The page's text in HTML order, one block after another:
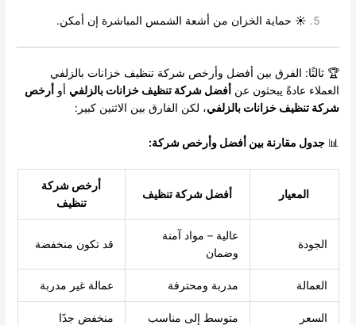
☀️ حماية الخزان من أشعة الشمس المباشرة إن أمكن.
🏆 ثالثًا: الفرق بين أفضل وأرخص شركة تنظيف خزانات بالزلفي
العملاء عادةً يبحثون عن أفضل شركة تنظيف خزانات بالزلفي أو أرخص
شركة تنظيف خزانات بالزلفي، لكن الفارق بين الاثنين كبير:
📊جدول مقارنة بين أفضل وأرخص شركة:
المعيار أفضل شركة تنظيف
أرخص شركة
تنظيف
الجودة
عالية – مواد آمنة
وضمان
قد تكون منخفضة
العمالة مدربة ومحترفة عمالة غير مدربة
السعر متوسط إلى مناسب منخفض جدًا